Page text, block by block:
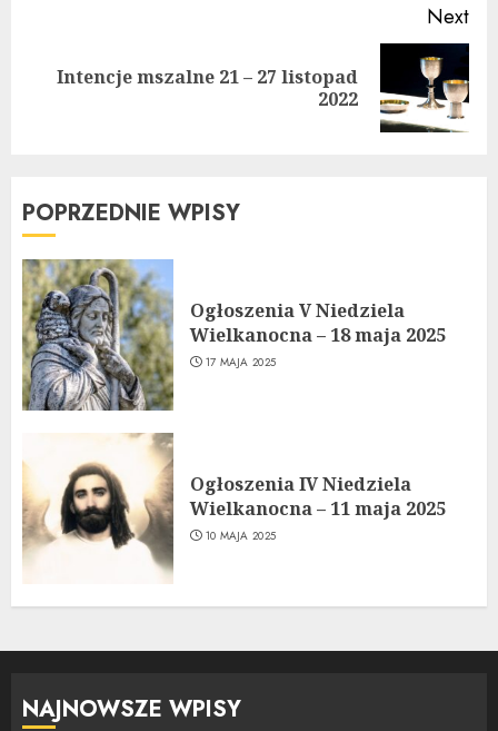
Next
NextIntencje mszalne 21 – 27 listopad
2022
POPRZEDNIE WPISY
Ogłoszenia V Niedziela
Wielkanocna – 18 maja 2025
17 MAJA 2025
Ogłoszenia IV Niedziela
Wielkanocna – 11 maja 2025
10 MAJA 2025
NAJNOWSZE WPISY